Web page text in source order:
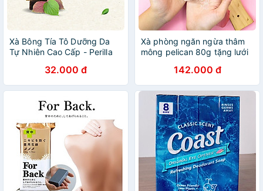
Xà Bông Tía Tô Dưỡng Da
Tự Nhiên Cao Cấp - Perilla
32.000 đ
Xà phòng ngăn ngừa thâm
mông pelican 80g tặng lưới
142.000 đ